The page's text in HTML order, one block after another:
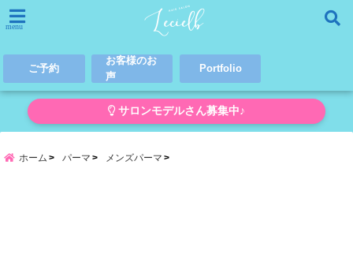
menu
ご予約
お客様のお
声
Portfolio
サロンモデルさん募集中♪
ホーム パーマ メンズパーマ